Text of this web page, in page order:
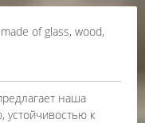
of glass, wood,
наша
устойчивостью к